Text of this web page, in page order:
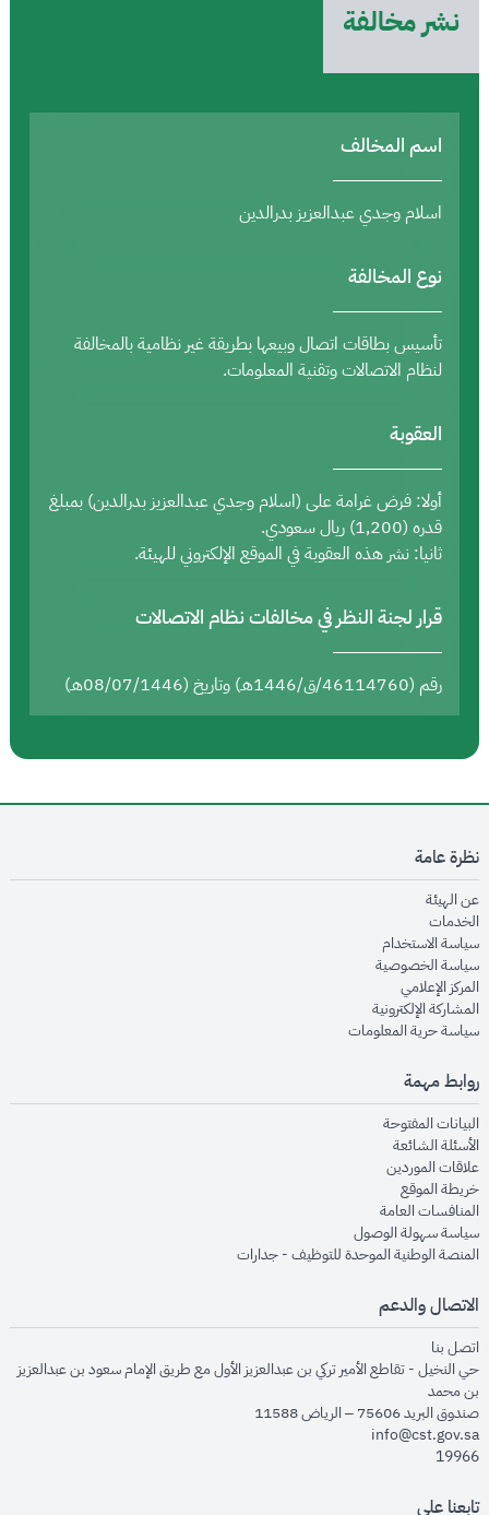
نشر مخالفة
اسم المخالف
اسلام وجدي عبدالعزيز بدرالدين
نوع المخالفة
تأسيس بطاقات اتصال وبيعها بطريقة غير نظامية بالمخالفة
لنظام الاتصالات وتقنية المعلومات.
العقوبة
أولا: فرض غرامة على (اسلام وجدي عبدالعزيز بدرالدين) بمبلغ
قدره (1,200) ريال سعودي.
ثانيا: نشر هذه العقوبة في الموقع الإلكتروني للهيئة.
قرار لجنة النظر في مخالفات نظام الاتصالات
رقم (46114760/ق/1446هـ) وتاريخ (08/07/1446هـ)
نظرة عامة
عن الهيئةopens in new window
الخدماتopens in new window
سياسة الاستخدام
سياسة الخصوصيةopens in new window
المركز الإعلاميopens in new window
المشاركة الإلكترونيةopens in new window
سياسة حرية المعلوماتopens in new window
روابط مهمة
البيانات المفتوحةopens in new window
الأسئلة الشائعةopens in new window
علاقات الموردينopens in new window
خريطة الموقعopens in new window
المنافسات العامةopens in new window
سياسة سهولة الوصولopens in new window
المنصة الوطنية الموحدة للتوظيف - جداراتopens in new window
الاتصال والدعم
اتصل بنا
حي النخيل - تقاطع الأمير تركي بن عبدالعزيز الأول مع طريق الإمام سعود بن عبدالعزيز
بن محمد
صندوق البريد 75606 – الرياض 11588
info@cst.gov.sa
19966
تابعنا على